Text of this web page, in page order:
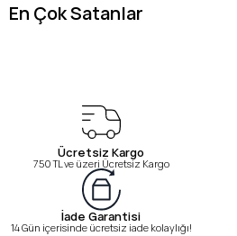
En Çok Satanlar
Ücretsiz Kargo
750 TL ve üzeri Ücretsiz Kargo
İade Garantisi
14 Gün içerisinde ücretsiz iade kolaylığı!